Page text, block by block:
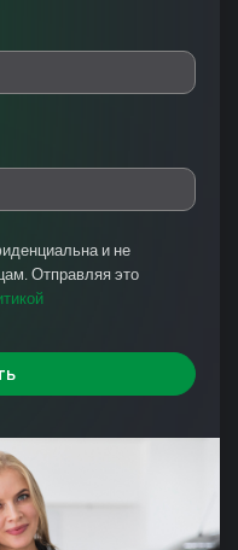
и не
Отправляя это